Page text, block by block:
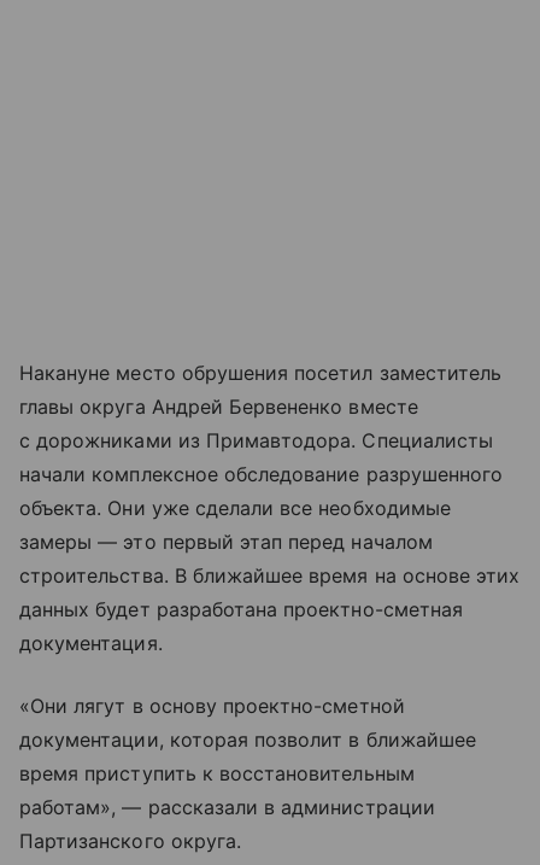
Накануне место обрушения посетил заместитель
главы округа Андрей Бервененко вместе
с дорожниками из Примавтодора. Специалисты
начали комплексное обследование разрушенного
объекта. Они уже сделали все необходимые
замеры — это первый этап перед началом
строительства. В ближайшее время на основе этих
данных будет разработана проектно-сметная
документация.
«Они лягут в основу проектно-сметной
документации, которая позволит в ближайшее
время приступить к восстановительным
работам», — рассказали в администрации
Партизанского округа.